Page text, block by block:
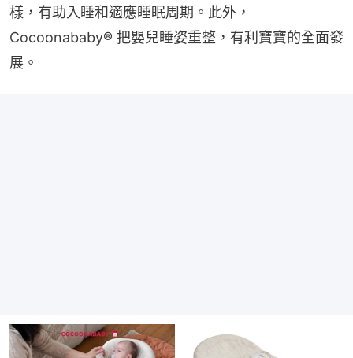
樣，有助入睡和適應睡眠周期。此外，
Cocoonababy® 把嬰兒睡姿重整，有利寶寶的全面發
展。